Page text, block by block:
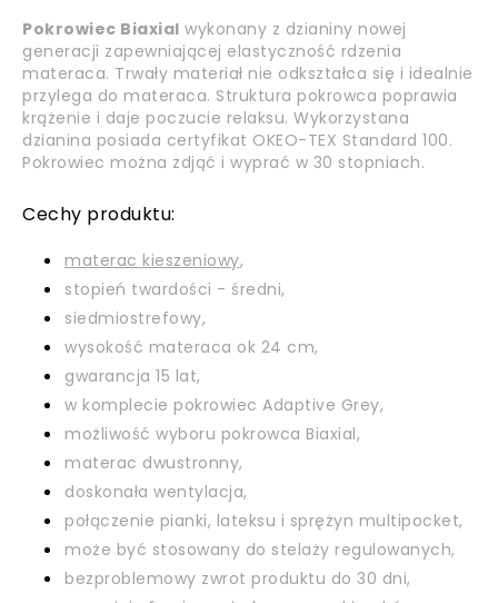
Pokrowiec Biaxial wykonany z dzianiny nowej
generacji zapewniającej elastyczność rdzenia
materaca. Trwały materiał nie odkształca się i idealnie
przylega do materaca. Struktura pokrowca poprawia
krążenie i daje poczucie relaksu. Wykorzystana
dzianina posiada certyfikat OKEO-TEX Standard 100.
Pokrowiec można zdjąć i wyprać w 30 stopniach.
Cechy produktu:
materac kieszeniowy,
stopień twardości - średni,
siedmiostrefowy,
wysokość materaca ok 24 cm,
gwarancja 15 lat,
w komplecie pokrowiec Adaptive Grey,
możliwość wyboru pokrowca Biaxial,
materac dwustronny,
doskonała wentylacja,
połączenie pianki, lateksu i sprężyn multipocket,
może być stosowany do stelaży regulowanych,
bezproblemowy zwrot produktu do 30 dni,